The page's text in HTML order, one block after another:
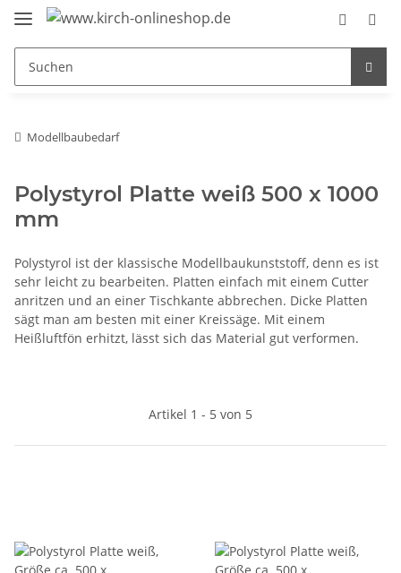
Modellbaubedarf
Polystyrol Platte weiß 500 x 1000
mm
Polystyrol ist der klassische Modellbaukunststoff, denn es ist
sehr leicht zu bearbeiten. Platten einfach mit einem Cutter
anritzen und an einer Tischkante abbrechen. Dicke Platten
sägt man am besten mit einer Kreissäge. Mit einem
Heißluftfön erhitzt, lässt sich das Material gut verformen.
Artikel 1 - 5 von 5